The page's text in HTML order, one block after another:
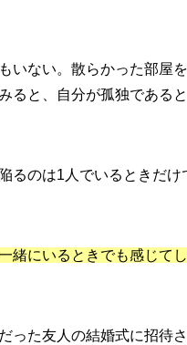
いない。散らかった部
ると、自分が孤独である
るのは1人でいるときだけ
緒にいるときでも感じて
った友人の結婚式に招